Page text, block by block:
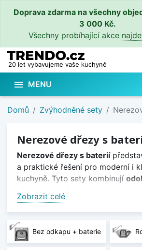
Doprava zdarma na všechny
3 000 Kč.
Všechny probíhající akce
20 let vybavujeme vaše kuchyně
 MENU
Domů Zvýhodněné sety
Nerezové dřezy s
Zobrazit celé
Nerezové dřezy s baterií
a praktické řešení pro moderní i
kuchyně. Tyto sety kombinují
zajišťuje funkční celek a
zařizování kuchyně.
Nerezové dřezy jsou oblíbené
odolnost proti korozi, teplotám i
Bez odkapu + baterie